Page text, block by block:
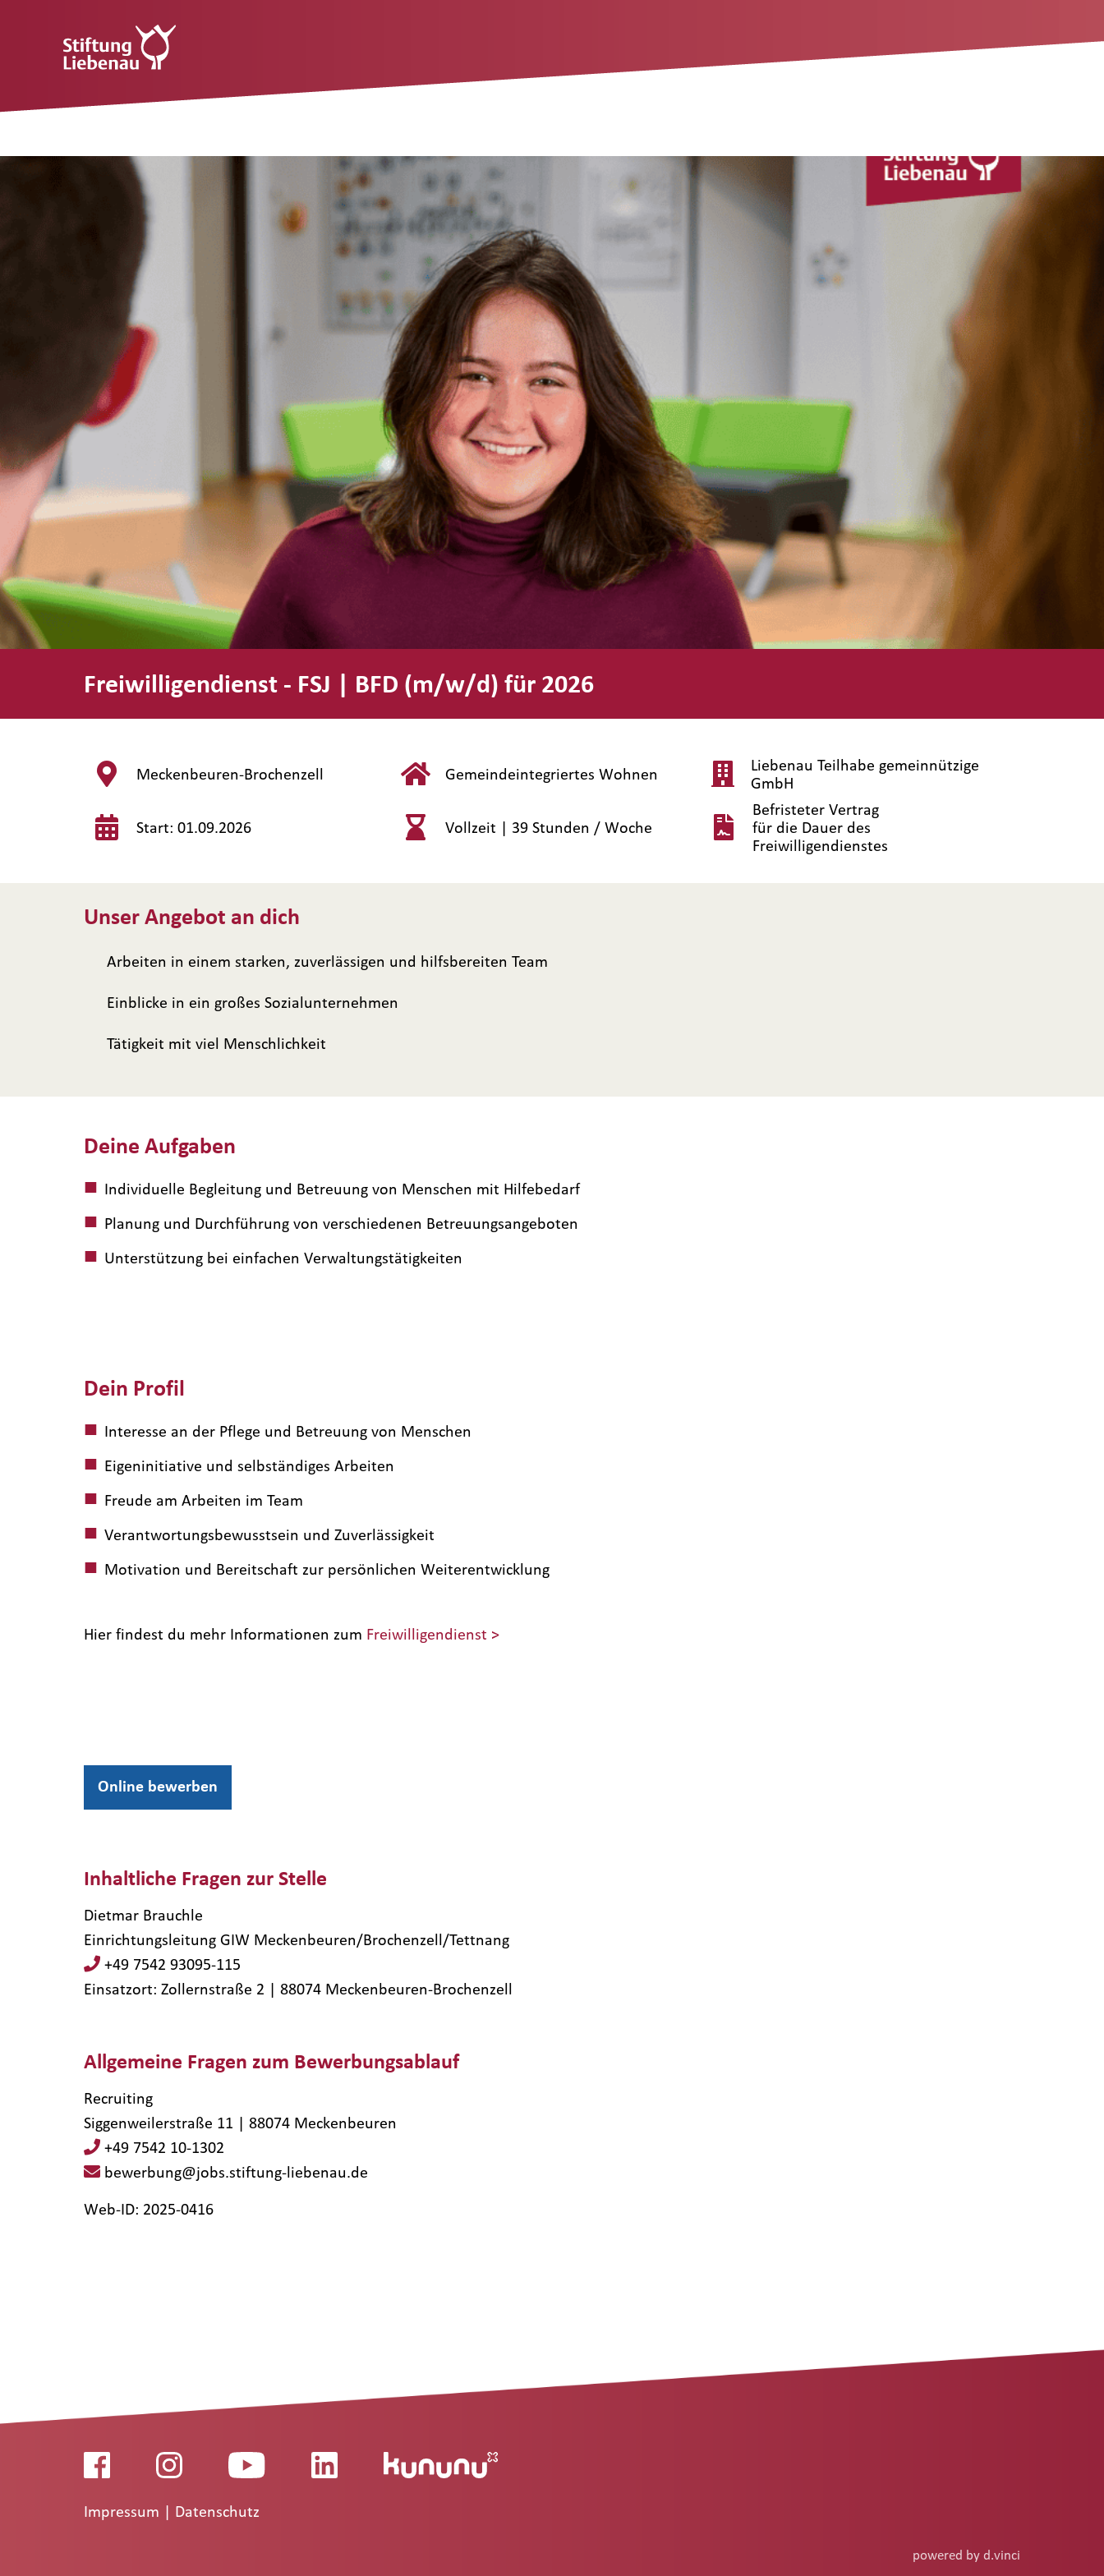
Freiwilligendienst - FSJ | BFD (m/w/d) für 2026
Meckenbeuren-Brochenzell Gemeindeintegriertes Wohnen
Liebenau Teilhabe gemeinnützige
GmbH
Start: 01.09.2026 Vollzeit | 39 Stunden / Woche
Befristeter Vertrag
für die Dauer des
Freiwilligendienstes
Deine Aufgaben
Individuelle Begleitung und Betreuung von Menschen mit Hilfebedarf
Planung und Durchführung von verschiedenen Betreuungsangeboten
Unterstützung bei einfachen Verwaltungstätigkeiten
Dein Profil
Interesse an der Pflege und Betreuung von Menschen
Eigeninitiative und selbständiges Arbeiten
Freude am Arbeiten im Team
Verantwortungsbewusstsein und Zuverlässigkeit
Motivation und Bereitschaft zur persönlichen Weiterentwicklung
Hier findest du mehr Informationen zum Freiwilligendienst >
Unser Angebot an dich
Arbeiten in einem starken, zuverlässigen und hilfsbereiten Team
Einblicke in ein großes Sozialunternehmen
Tätigkeit mit viel Menschlichkeit
Inhaltliche Fragen zur Stelle
Dietmar Brauchle
Einrichtungsleitung GIW Meckenbeuren/Brochenzell/Tettnang
+49 7542 93095-115
Einsatzort: Zollernstraße 2 | 88074​ Meckenbeuren-Brochenzell
Allgemeine Fragen zum Bewerbungsablauf
Recruiting
Siggenweilerstraße 11 | 88074 Meckenbeuren
+49 7542 10-1302
bewerbung@jobs.stiftung-liebenau.de
Web-ID: 2025-0416
Online bewerben
Impressum | Datenschutz
powered by d.vinci